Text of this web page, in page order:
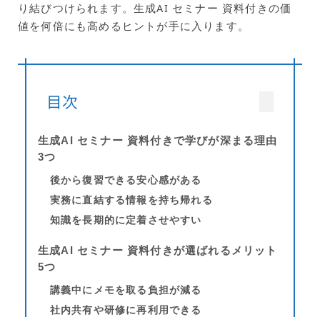
り結びつけられます。生成AI セミナー 資料付きの価
値を何倍にも高めるヒントが手に入ります。
目次
生成AI セミナー 資料付きで学びが深まる理由
3つ
後から復習できる安心感がある
実務に直結する情報を持ち帰れる
知識を長期的に定着させやすい
生成AI セミナー 資料付きが選ばれるメリット
5つ
講義中にメモを取る負担が減る
社内共有や研修に再利用できる